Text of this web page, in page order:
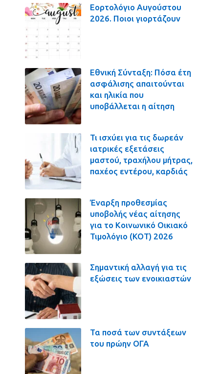
Εορτολόγιο Αυγούστου
2026. Ποιοι γιορτάζουν
Εθνική Σύνταξη: Πόσα έτη
ασφάλισης απαιτούνται
και ηλικία που
υποβάλλεται η αίτηση
Τι ισχύει για τις δωρεάν
ιατρικές εξετάσεις
μαστού, τραχήλου μήτρας,
παχέος εντέρου, καρδιάς
Έναρξη προθεσμίας
υποβολής νέας αίτησης
για το Κοινωνικό Οικιακό
Τιμολόγιο (ΚΟΤ) 2026
Σημαντική αλλαγή για τις
εξώσεις των ενοικιαστών
Τα ποσά των συντάξεων
του πρώην ΟΓΑ